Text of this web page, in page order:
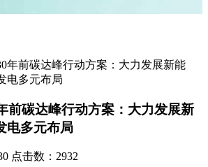
年前碳达峰行动方案：大力发展新能
电多元布局
前碳达峰行动方案：大力发展新
电多元布局
点击数：2932